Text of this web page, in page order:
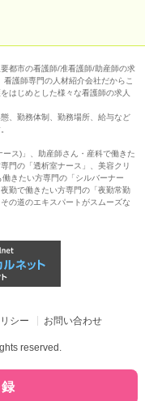
都市の看護師/准看護師/助産師の求
護師専門の人材紹介会社だからこ
はじめとした様々な看護師の求人
、勤務体制、勤務場所、給与など
ス)」、助産師さん・産科で働きた
門の「透析室ナース」、美容クリ
きたい方専門の「シルバーナー
勤で働きたい方専門の「夜勤常勤
の道のエキスパートがスムーズな
シー お問い合わせ
reserved.